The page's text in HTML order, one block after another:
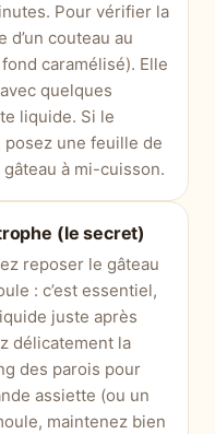
Pour vérifier la
d’un couteau au
caramélisé). Elle
quelques
liquide. Si le
une feuille de
à mi-cuisson.
(le secret)
reposer le gâteau
: c’est essentiel,
juste après
délicatement la
des parois pour
assiette (ou un
maintenez bien